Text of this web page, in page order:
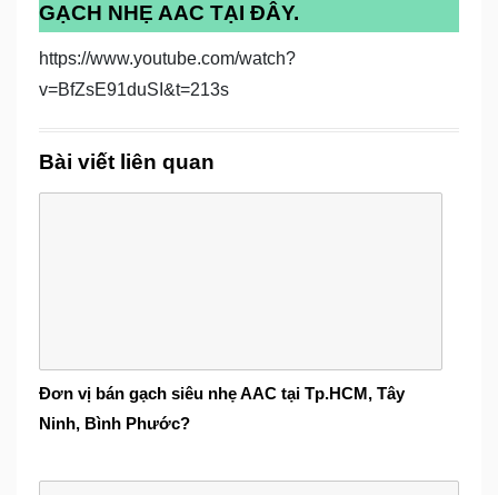
GẠCH NHẸ AAC TẠI ĐÂY.
https://www.youtube.com/watch?
v=BfZsE91duSI&t=213s
Bài viết liên quan
Đơn vị bán gạch siêu nhẹ AAC tại Tp.HCM, Tây
Ninh, Bình Phước?